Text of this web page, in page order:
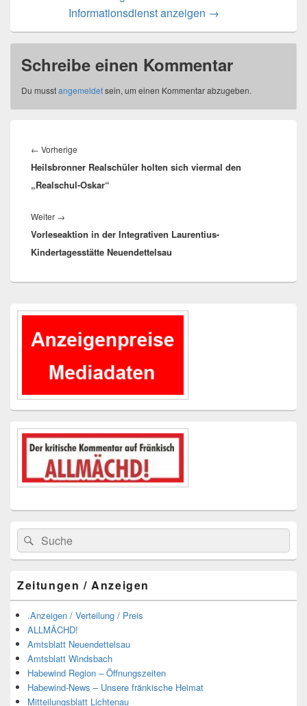
Informationsdienst anzeigen →
Schreibe einen Kommentar
Du musstangemeldetsein, um einen Kommentar abzugeben.
← Vorherige
Beitrag:
Heilsbronner Realschüler holten sich viermal den
„Realschul-Oskar“
Weiter →
Beitrag:
Vorleseaktion in der Integrativen Laurentius-
Kindertagesstätte Neuendettelsau
Primärer
Widgetbereich
Suchen
nach:
Suchen
Zeitungen / Anzeigen
.Anzeigen / Verteilung / Preis
ALLMÄCHD!
Amtsblatt Neuendettelsau
Amtsblatt Windsbach
Habewind Region – Öffnungszeiten
Habewind-News – Unsere fränkische Heimat
Mitteilungsblatt Lichtenau